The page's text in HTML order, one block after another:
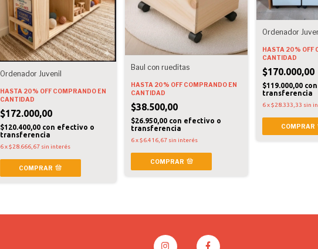
Ordenador Juvenil
HASTA 20% OFF COMPRANDO EN
CANTIDAD
$172.000,00
$120.400,00 con efectivo o
transferencia
6x$28.666,67 sin interés
COMPRAR
Baul con rueditas
HASTA 20% OFF COMPRANDO EN
CANTIDAD
$38.500,00
$26.950,00 con efectivo o
transferencia
6 x$6.416,67 sin interés
COMPRAR
Ordenador
HASTA 20% OFF
CANTIDAD
$170.000,00
$119.000,00 con
transferencia
6 x$28.333,33 sin
COMPRAR